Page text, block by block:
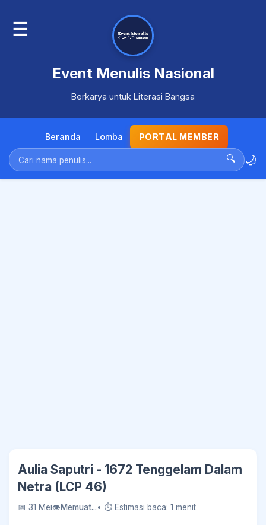
☰
Event Menulis Nasional
Berkarya untuk Literasi Bangsa
Beranda Lomba PORTAL MEMBER
🔍 🌙
Aulia Saputri - 1672 Tenggelam Dalam
Netra (LCP 46)
📅 31 Mei👁Memuat...• ⏱ Estimasi baca: 1 menit